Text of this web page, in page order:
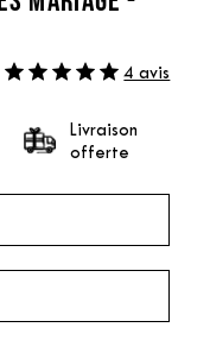
4 avis
Livraison
offerte